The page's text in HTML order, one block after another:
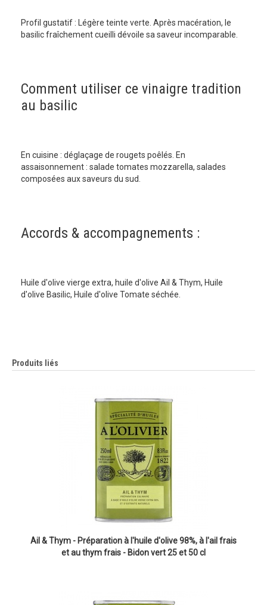
Profil gustatif : Légère teinte verte. Après macération, le
basilic fraîchement cueilli dévoile sa saveur incomparable.
Comment utiliser ce vinaigre tradition
au basilic
En cuisine : déglaçage de rougets poêlés. En
assaisonnement : salade tomates mozzarella, salades
composées aux saveurs du sud.
Accords & accompagnements :
Huile d'olive vierge extra, huile d'olive Ail & Thym, Huile
d'olive Basilic, Huile d'olive Tomate séchée.
Produits liés
Ail & Thym - Préparation à l'huile d'olive 98%, à l'ail frais
et au thym frais - Bidon vert 25 et 50 cl